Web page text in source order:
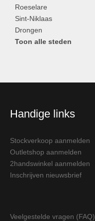
Roeselare
Sint-Niklaas
Drongen
Toon alle steden
Handige links
Stockverkoop aanmelden
Outletshop aanmelden
2handswinkel aanmelden
Inschrijven nieuwsbrief
Veelgestelde vragen (FAQ)